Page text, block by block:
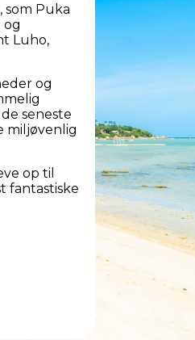
som Puka
og
Luho,
og
seneste
miljøvenlig
op til
fantastiske